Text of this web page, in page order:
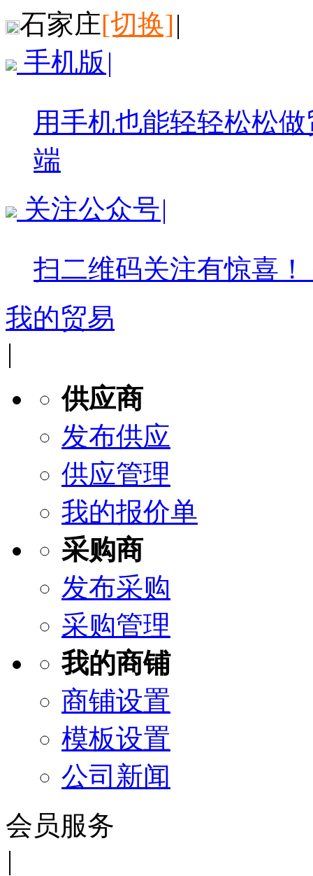
石家庄[切换]|
手机版 |
用手机也能轻轻松松
端
关注公众号|
扫二维码关注有惊喜！
我的贸易
|
供应商
发布供应
供应管理
我的报价单
采购商
发布采购
采购管理
我的商铺
商铺设置
模板设置
公司新闻
会员服务
|